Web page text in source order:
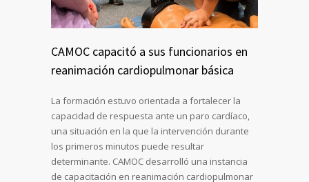
CAMOC capacitó a sus funcionarios en
reanimación cardiopulmonar básica
La formación estuvo orientada a fortalecer la
capacidad de respuesta ante un paro cardíaco,
una situación en la que la intervención durante
los primeros minutos puede resultar
determinante. CAMOC desarrolló una instancia
de capacitación en reanimación cardiopulmonar